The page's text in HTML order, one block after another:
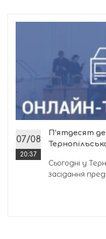
07/08
20:37
П’ятдесят
Сьогодні у
засідання